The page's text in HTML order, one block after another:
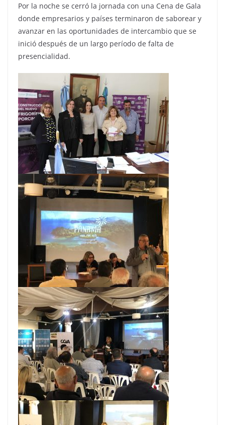
Por la noche se cerró la jornada con una Cena de Gala
donde empresarios y países terminaron de saborear y
avanzar en las oportunidades de intercambio que se
inició después de un largo período de falta de
presencialidad.